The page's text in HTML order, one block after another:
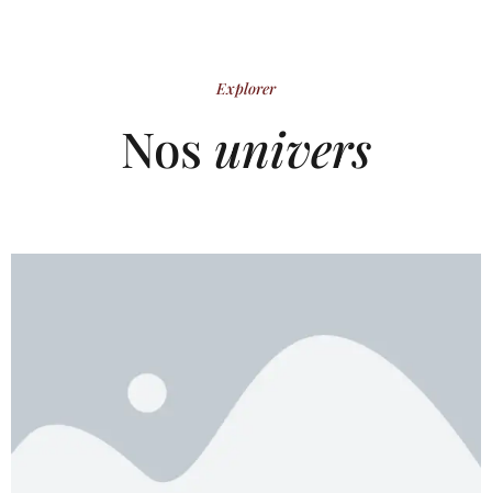
Explorer
Nos univers